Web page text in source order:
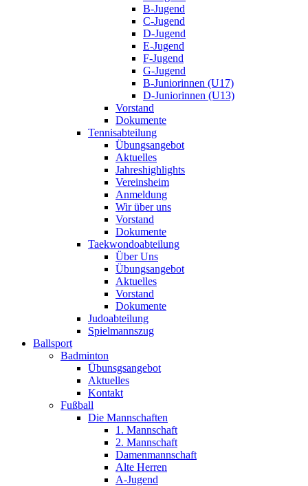
B-Jugend
C-Jugend
D-Jugend
E-Jugend
F-Jugend
G-Jugend
B-Juniorinnen (U17)
D-Juniorinnen (U13)
Vorstand
Dokumente
Tennisabteilung
Übungsangebot
Aktuelles
Jahreshighlights
Vereinsheim
Anmeldung
Wir über uns
Vorstand
Dokumente
Taekwondoabteilung
Über Uns
Übungsangebot
Aktuelles
Vorstand
Dokumente
Judoabteilung
Spielmannszug
Ballsport
Badminton
Übunsgsangebot
Aktuelles
Kontakt
Fußball
Die Mannschaften
1. Mannschaft
2. Mannschaft
Damenmannschaft
Alte Herren
A-Jugend